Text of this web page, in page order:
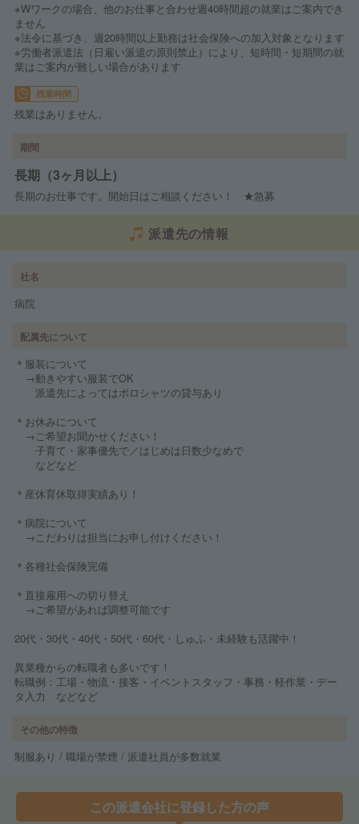
※Wワークの場合、他のお仕事と合わせ週40時間超の就業はご案内でき
ません
※法令に基づき、週20時間以上勤務は社会保険への加入対象となります
※労働者派遣法（日雇い派遣の原則禁止）により、短時間・短期間の就
業はご案内が難しい場合があります
残業時間
残業はありません。
期間
長期（3ヶ月以上）
長期のお仕事です。開始日はご相談ください！ ★急募
派遣先の情報
社名
病院
配属先について
＊服装について
→動きやすい服装でOK
派遣先によってはポロシャツの貸与あり
＊お休みについて
→ご希望お聞かせください！
子育て・家事優先で／はじめは日数少なめで
などなど
＊産休育休取得実績あり！
＊病院について
→こだわりは担当にお申し付けください！
＊各種社会保険完備
＊直接雇用への切り替え
→ご希望があれば調整可能です
20代・30代・40代・50代・60代・しゅふ・未経験も活躍中！
異業種からの転職者も多いです！
転職例：工場・物流・接客・イベントスタッフ・事務・軽作業・デー
タ入力 などなど
その他の特徴
制服あり / 職場が禁煙 / 派遣社員が多数就業
この派遣会社に登録した方の声